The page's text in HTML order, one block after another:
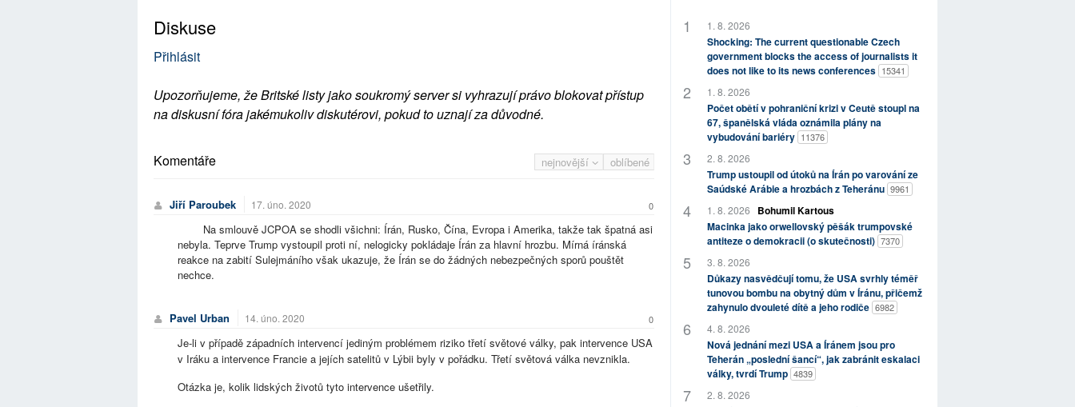
Diskuse
Přihlásit
Upozorňujeme, že Britské listy jako soukromý server si vyhrazují právo blokovat přístup
na diskusní fóra jakémukoliv diskutérovi, pokud to uznají za důvodné.
nejnovější oblíbené
Komentáře
Jiří Paroubek 17. úno. 2020 0
Na smlouvě JCPOA se shodli všichni: Írán, Rusko, Čína, Evropa i Amerika, takže tak špatná asi
nebyla. Teprve Trump vystoupil proti ní, nelogicky pokládaje Írán za hlavní hrozbu. Mírná íránská
reakce na zabití Sulejmáního však ukazuje, že Írán se do žádných nebezpečných sporů pouštět
nechce.
Pavel Urban 14. úno. 2020 0
Je-li v případě západních intervencí jediným problémem riziko třetí světové války, pak intervence USA
v Iráku a intervence Francie a jejích satelitů v Lýbii byly v pořádku. Třetí světová válka nevznikla.
Otázka je, kolik lidských životů tyto intervence ušetřily.
1. 8. 2026
Shocking: The current questionable Czech
government blocks the access of journalists it
does not like to its news conferences 15341
1. 8. 2026
Počet obětí v pohraniční krizi v Ceutě stoupl na
67, španělská vláda oznámila plány na
vybudování bariéry 11376
2. 8. 2026
Trump ustoupil od útoků na Írán po varování ze
Saúdské Arábie a hrozbách z Teheránu 9961
1. 8. 2026
Bohumil Kartous
Macinka jako orwellovský pěšák trumpovské
antiteze o demokracii (o skutečnosti) 7370
3. 8. 2026
Důkazy nasvědčují tomu, že USA svrhly téměř
tunovou bombu na obytný dům v Íránu, přičemž
zahynulo dvouleté dítě a jeho rodiče 6982
4. 8. 2026
Nová jednání mezi USA a Íránem jsou pro
Teherán „poslední šancí“, jak zabránit eskalaci
války, tvrdí Trump 4839
2. 8. 2026